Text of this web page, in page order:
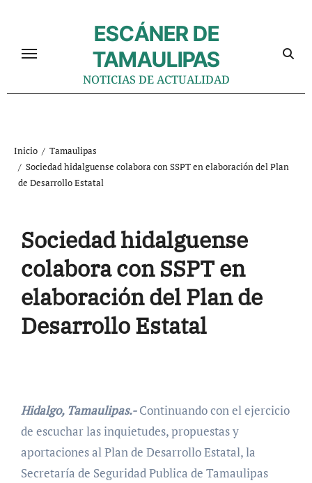
contenido
ESCÁNER DE
TAMAULIPAS
NOTICIAS DE ACTUALIDAD
Inicio
Tamaulipas
Sociedad hidalguense colabora con SSPT en elaboración del Plan
de Desarrollo Estatal
Sociedad hidalguense
colabora con SSPT en
elaboración del Plan de
Desarrollo Estatal
Hidalgo, Tamaulipas.-Continuando con el ejercicio
de escuchar las inquietudes, propuestas y
aportaciones al Plan de Desarrollo Estatal, la
Secretaría de Seguridad Publica de Tamaulipas